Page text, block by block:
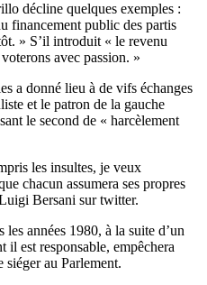
décline quelques exemples :
financement public des partis
» S’il introduit « le revenu
avec passion. »
a donné lieu à de vifs échanges
et le patron de la gauche
le second de « harcèlement
les insultes, je veux
chacun assumera ses propres
Bersani sur twitter.
années 1980, à la suite d’un
est responsable, empêchera
siéger au Parlement.